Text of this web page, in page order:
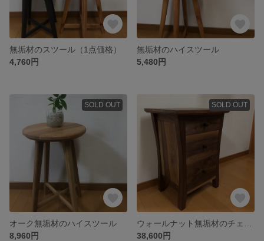
無垢材のスツール（1点価格）
4,760円
無垢材のハイスツール
5,480円
SOLD OUT
オーク無垢材のハイスツール
8,960円
SOLD OUT
38,600円